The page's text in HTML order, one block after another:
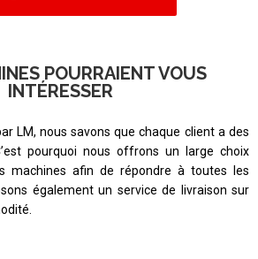
POURRAIENT VOUS
INTÉRESSER
LM, nous savons que chaque client a des
pourquoi nous offrons un large choix
machines afin de répondre à toutes les
également un service de livraison sur